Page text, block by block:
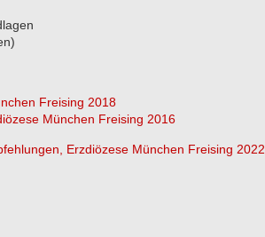
Freising 2018
München Freising 2016
Erzdiözese München Freising 2022